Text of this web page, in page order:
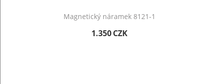
Magnetický náramek 8121-1
1.350CZK